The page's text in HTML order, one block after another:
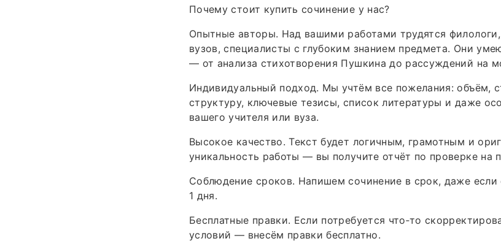
Почему стоит купить сочинение у нас?
Опытные авторы. Над вашими работами трудятся
вузов, специалисты с глубоким знанием предмета. Они
— от анализа стихотворения Пушкина до рассуждений на
Индивидуальный подход. Мы учтём все пожелания: объём,
структуру, ключевые тезисы, список литературы и даже
вашего учителя или вуза.
Высокое качество. Текст будет логичным, грамотным и
уникальность работы — вы получите отчёт по проверке на
Соблюдение сроков. Напишем сочинение в срок, даже если
1 дня.
Бесплатные правки. Если потребуется что‑то
условий — внесём правки бесплатно.